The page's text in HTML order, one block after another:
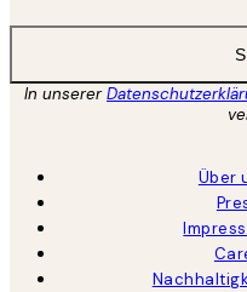
In unserer
Über